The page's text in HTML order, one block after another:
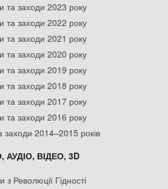
та заходи 2023 року
та заходи 2022 року
та заходи 2021 року
та заходи 2020 року
та заходи 2019 року
та заходи 2018 року
та заходи 2017 року
та заходи 2016 року
заходи 2014–2015 років
АУДІО, ВІДЕО, 3D
з Революції Гідності